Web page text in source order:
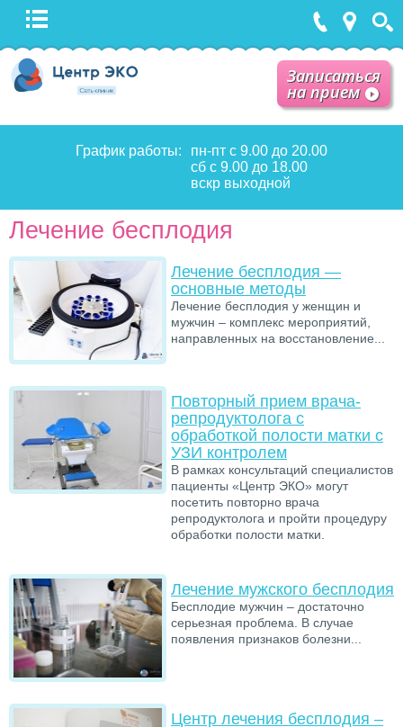
Записаться
на прием
График работы:
пн-пт с 9.00 до 20.00
сб с 9.00 до 18.00
вскр выходной
Лечение бесплодия
Лечение бесплодия —
основные методы
Лечение бесплодия у женщин и
мужчин – комплекс мероприятий,
направленных на восстановление...
Повторный прием врача-
репродуктолога с
обработкой полости матки с
УЗИ контролем
В рамках консультаций специалистов
пациенты «Центр ЭКО» могут
посетить повторно врача
репродуктолога и пройти процедуру
обработки полости матки.
Лечение мужского бесплодия
Бесплодие мужчин – достаточно
серьезная проблема. В случае
появления признаков болезни...
Центр лечения бесплодия –